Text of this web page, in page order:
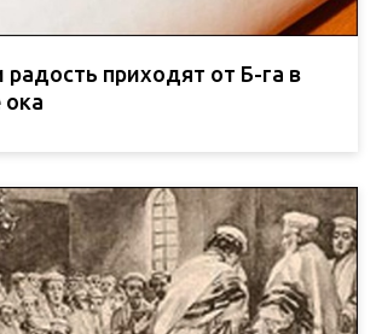
радость приходят от Б-га в
ока